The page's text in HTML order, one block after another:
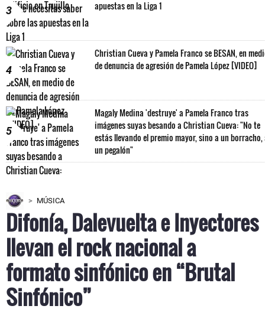
3
apuestas en la Liga 1
4
Christian Cueva y Pamela Franco se BESAN, en
de denuncia de agresión de Pamela López [VIDEO]
5
Magaly Medina 'destruye' a Pamela Franco tras
imágenes suyas besando a Christian Cueva: "No te
estás llevando el premio mayor, sino a un borracho,
un pegalón"
MÚSICA
Difonía, Dalevuelta e Inyectores
llevan el rock nacional a
formato sinfónico en “Brutal
Sinfónico”